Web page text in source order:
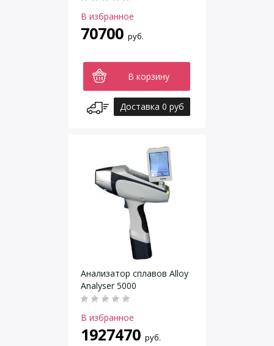
В избранное
70700 руб.
В корзину
Доставка 0 руб
Анализатор сплавов Alloy
Analyser 5000
В избранное
1927470 руб.